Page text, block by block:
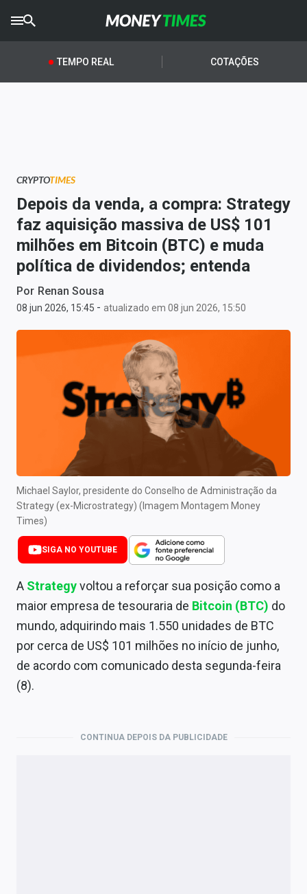
CRYPTOTIMES
AGROTIMES
Newsletters
Money Trader
Anuncie
Últimas Notícias
Newsletters
Comprar ou vender?
Carteiras Recomendadas
Central de Dividendos
Central de Fundos Imobiliários
Central dos IPOs
Renda Fixa
Finanças Pessoais
Mercados
Economia
Empresas
Brasil
TEMPO REAL COTAÇÕES
CRYPTOTIMES
Depois da venda, a compra: Strategy
faz aquisição massiva de US$ 101
milhões em Bitcoin (BTC) e muda
política de dividendos; entenda
Por Renan Sousa
08 jun 2026, 15:45 - atualizado em 08 jun 2026, 15:50
Michael Saylor, presidente do Conselho de Administração da
Strategy (ex-Microstrategy) (Imagem Montagem Money
Times)
SIGA NO YOUTUBE
A Strategyvoltou a reforçar sua posição como a
maior empresa de tesouraria de Bitcoin (BTC) do
mundo, adquirindo mais 1.550 unidades de BTC
por cerca de US$ 101 milhões no início de junho,
de acordo com comunicado desta segunda-feira
(8).
CONTINUA DEPOIS DA PUBLICIDADE